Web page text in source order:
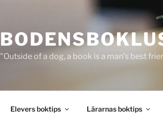
"Outside of a dog, a book is a man's best
Elevers boktips Lärarnas boktips